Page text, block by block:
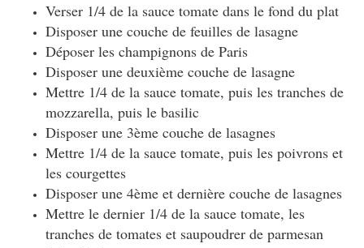
Verser 1/4 de la sauce tomate dans le fond du plat
Disposer une couche de feuilles de lasagne
Déposer les champignons de Paris
Disposer une deuxième couche de lasagne
Mettre 1/4 de la sauce tomate, puis les tranches de
mozzarella, puis le basilic
Disposer une 3ème couche de lasagnes
Mettre 1/4 de la sauce tomate, puis les poivrons et
les courgettes
Disposer une 4ème et dernière couche de lasagnes
Mettre le dernier 1/4 de la sauce tomate, les
tranches de tomates et saupoudrer de parmesan